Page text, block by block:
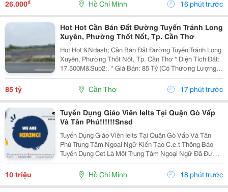
26.000₫ Hồ Chí Minh 16 phút trước
Hot Hot Cần Bán Đất Đường Tuyến Tránh Long
Xuyên, Phường Thốt Nốt, Tp. Cần Thơ
Hot Hot &Ndash; Cần Bán Đất Đường Tuyến Tránh Long
Xuyên, Phường Thốt Nốt, Tp. Cần Thơ * Diện Tích Đất:
17.500M&Sup2;. * Giá Bán: 85 Tỷ (Có Thương Lượng).
* Đất Ở Đô Thị 1.420M2, Mặt Tiền Rộng 40M, 16.100 M2
Trồng Lúa. Hướng Đông. * Vị Trí: Mặt...
85 tỷ Cần Thơ 17 phút trước
Tuyển Dụng Giáo Viên Ielts Tại Quận Gò Vấp
Và Tân Phú!!!!!!Snsd
Tuyển Dụng Giáo Viên Ielts Tại Quận Gò Vấp Và Tân
Phú Trung Tâm Ngoại Ngữ Kiến Tạo C.e.t Thông Báo
Tuyển Dụng Cet Là Một Trung Tâm Ngoại Ngữ Đã Được
Thành Lập 16 Năm Chuyên Về Chương Trình Anh Văn
Học Thuật Ielts &Ndash; Toefl Ibt. Trung Tâm...
10 triệu Hồ Chí Minh 18 phút trước